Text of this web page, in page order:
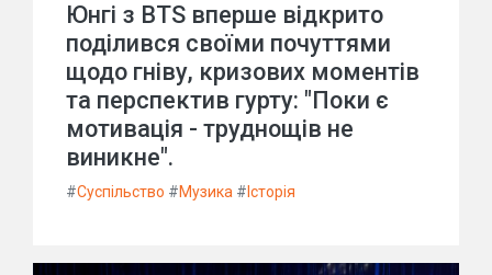
Юнгі з BTS вперше відкрито
поділився своїми почуттями
щодо гніву, кризових моментів
та перспектив гурту: "Поки є
мотивація - труднощів не
виникне".
#Суспільство #Музика # Історія